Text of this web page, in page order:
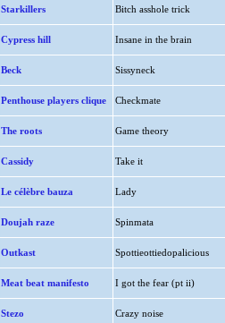
Starkillers Bitch asshole trick
Cypress hill Insane in the brain
Beck Sissyneck
Penthouse players clique Checkmate
The roots Game theory
Cassidy Take it
Le célèbre bauza Lady
Doujah raze Spinmata
Outkast Spottieottiedopalicious
Meat beat manifesto I got the fear (pt ii)
Stezo Crazy noise